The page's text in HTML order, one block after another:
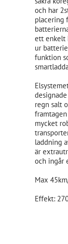
och har
placering
ett enkelt
ur
funktion
regn salt
mycket
laddning
är
och ingår
Max
Effekt: